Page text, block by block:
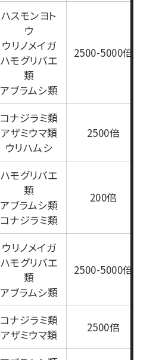
ハスモンヨト
ウ
ウリノメイガ
ハモグリバエ
類
アブラムシ類
2500-5000倍
コナジラミ類
アザミウマ類
ウリハムシ
2500倍
ハモグリバエ
類
アブラムシ類
コナジラミ類
200倍
ウリノメイガ
ハモグリバエ
類
アブラムシ類
2500-5000倍
コナジラミ類
アザミウマ類
2500倍